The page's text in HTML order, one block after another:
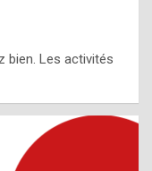
bien. Les activités